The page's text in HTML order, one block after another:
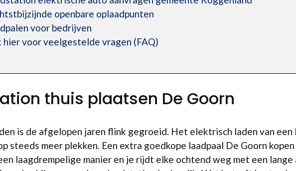
openbare oplaadpunten
voor bedrijven
hier voor veelgestelde vragen (FAQ)
thuis plaatsen De Goorn
is de afgelopen jaren flink gegroeid. Het elektrisch laden van een
steeds meer plekken. Een extra goedkope laadpaal De Goorn
laagdrempelige manier en je rijdt elke ochtend weg met een